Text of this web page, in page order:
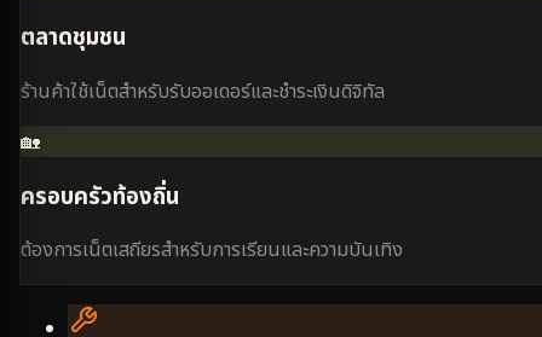
ตลาดชุมชน
ร้านค้าใช้เน็ตสำหรับรับออเดอร์และชำระเงินดิจิทัล
🏡
ครอบครัวท้องถิ่น
ต้องการเน็ตเสถียรสำหรับการเรียนและความบันเทิง